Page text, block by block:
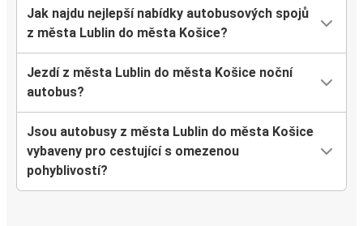
Jak najdu nejlepší nabídky autobusových spojů
z města Lublin do města Košice?
Jezdí z města Lublin do města Košice noční
autobus?
Jsou autobusy z města Lublin do města Košice
vybaveny pro cestující s omezenou
pohyblivostí?